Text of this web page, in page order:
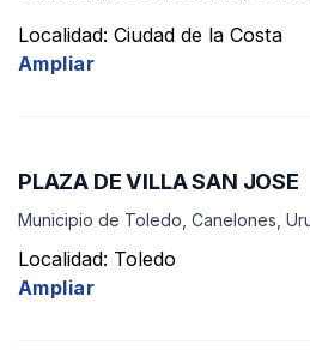
Localidad: Ciudad de la Costa
Ampliar
PLAZA DE VILLA SAN JOSE
Municipio de Toledo, Canelones,
Localidad: Toledo
Ampliar